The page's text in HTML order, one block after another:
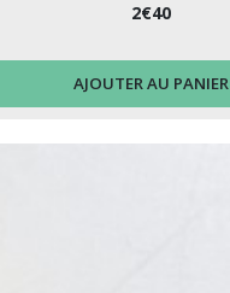
2€40
AJOUTER AU PANIER